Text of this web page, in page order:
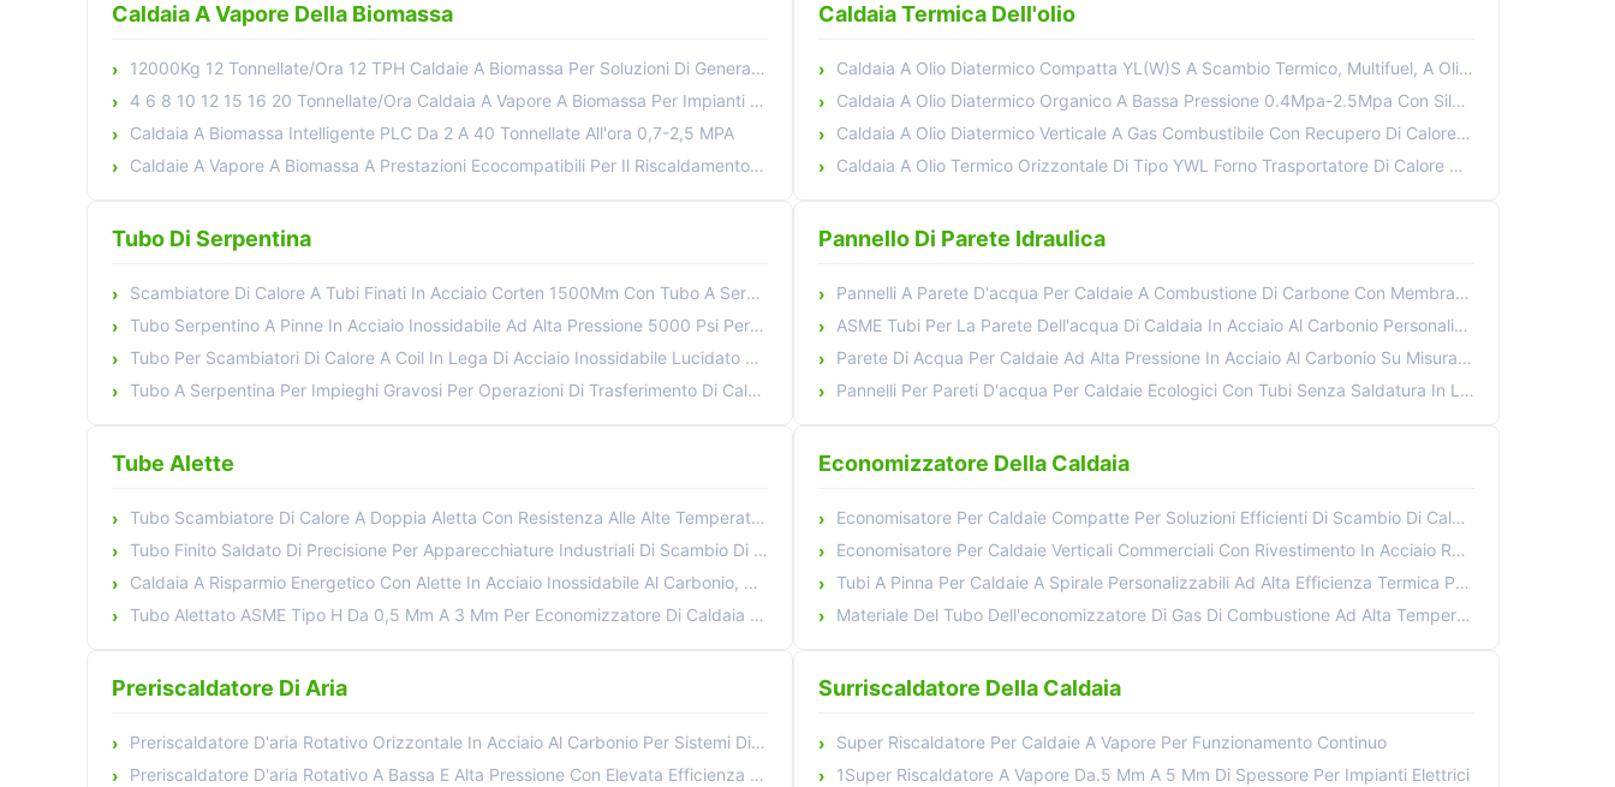
Caldaia A Vapore Della Biomassa
12000Kg 12 Tonnellate/Ora 12 TPH Caldaie A Biomassa Per Soluzioni Di Generazione Di Vapore Ecocompatibili
4 6 8 10 12 15 16 20 Tonnellate/Ora Caldaia A Vapore A Biomassa Per Impianti Di Produzione Moderni
Caldaia A Biomassa Intelligente PLC Da 2 A 40 Tonnellate All'ora 0,7-2,5 MPA
Caldaie A Vapore A Biomassa A Prestazioni Ecocompatibili Per Il Riscaldamento Industriale 4 6 8 10 12 15 16 20 Tonnellate/Ora
Caldaia Termica Dell'olio
Caldaia A Olio Diatermico Compatta YL(W)S A Scambio Termico, Multifuel, A Olio Diatermico
Caldaia A Olio Diatermico Organico A Bassa Pressione 0.4Mpa-2.5Mpa Con Silo Integrato 10-25 Bar
Caldaia A Olio Diatermico Verticale A Gas Combustibile Con Recupero Di Calore Organico
Caldaia A Olio Termico Orizzontale Di Tipo YWL Forno Trasportatore Di Calore Organico A Biomasse Di Carbone
Tubo Di Serpentina
Scambiatore Di Calore A Tubi Finati In Acciaio Corten 1500Mm Con Tubo A Serpentina Certificazione TUV
Tubo Serpentino A Pinne In Acciaio Inossidabile Ad Alta Pressione 5000 Psi Per Un Trasferimento Di Calore Migliorato
Tubo Per Scambiatori Di Calore A Coil In Lega Di Acciaio Inossidabile Lucidato Con Elevato Trasferimento Di Calore
Tubo A Serpentina Per Impieghi Gravosi Per Operazioni Di Trasferimento Di Calore Continuo
Pannello Di Parete Idraulica
Pannelli A Parete D'acqua Per Caldaie A Combustione Di Carbone Con Membrane E Collettori
ASME Tubi Per La Parete Dell'acqua Di Caldaia In Acciaio Al Carbonio Personalizzati Con Resistenza Alle Alte Temperature
Parete Di Acqua Per Caldaie Ad Alta Pressione In Acciaio Al Carbonio Su Misura Con Struttura Di Parete Di Acqua A Membrana
Pannelli Per Pareti D'acqua Per Caldaie Ecologici Con Tubi Senza Saldatura In Lega ASTM
Tube Alette
Tubo Scambiatore Di Calore A Doppia Aletta Con Resistenza Alle Alte Temperature Per Caldaie A Vapore
Tubo Finito Saldato Di Precisione Per Apparecchiature Industriali Di Scambio Di Calore
Caldaia A Risparmio Energetico Con Alette In Acciaio Inossidabile Al Carbonio, Materiale Quadrato Rettangolare
Tubo Alettato ASME Tipo H Da 0,5 Mm A 3 Mm Per Economizzatore Di Caldaia Di Centrale Elettrica
Economizzatore Della Caldaia
Economisatore Per Caldaie Compatte Per Soluzioni Efficienti Di Scambio Di Calore
Economisatore Per Caldaie Verticali Commerciali Con Rivestimento In Acciaio Resistente Alla Corrosione Di Alta Qualità
Tubi A Pinna Per Caldaie A Spirale Personalizzabili Ad Alta Efficienza Termica Per Gli Economizers
Materiale Del Tubo Dell'economizzatore Di Gas Di Combustione Ad Alta Temperatura Della Caldaia Rivestimento Anticorrosione Personalizzato
Preriscaldatore Di Aria
Preriscaldatore D'aria Rotativo Orizzontale In Acciaio Al Carbonio Per Sistemi Di Caldaie Ad Alta Efficienza
Preriscaldatore D'aria Rotativo A Bassa E Alta Pressione Con Elevata Efficienza Di Trasferimento Del Calore
Surriscaldatore Della Caldaia
Super Riscaldatore Per Caldaie A Vapore Per Funzionamento Continuo
1Super Riscaldatore A Vapore Da.5 Mm A 5 Mm Di Spessore Per Impianti Elettrici